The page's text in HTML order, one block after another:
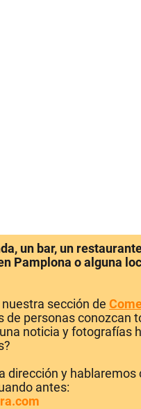
un bar, un
Pamplona o alguna
sección de
de personas conozcan
noticia y fotografías
dirección y hablaremos
antes: